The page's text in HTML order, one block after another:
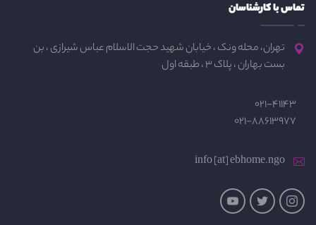
تماس با کارشناسان
تهران، محله ونک ، خیابان شهید حجت الاسلام عباس شیرازی ، بن
بست بهاران ، پلاک 3 ، طبقه اول
021-41143
021-88613977
info [at] ebhome.ngo